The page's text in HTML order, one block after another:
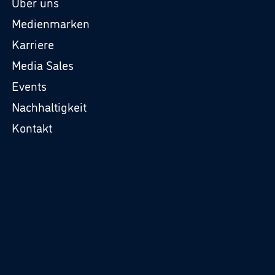
Medienmarken
Karriere
Media Sales
Events
Nachhaltigkeit
Kontakt